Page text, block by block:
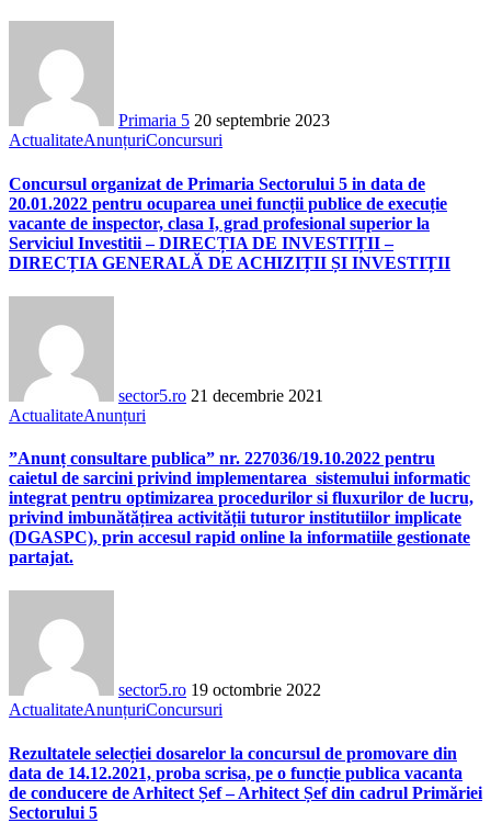
Primaria 5 20 septembrie 2023
ActualitateAnunțuriConcursuri
Concursul organizat de Primaria Sectorului 5 in data de
20.01.2022 pentru ocuparea unei funcții publice de execuție
vacante de inspector, clasa I, grad profesional superior la
Serviciul Investitii – DIRECȚIA DE INVESTIȚII –
DIRECȚIA GENERALĂ DE ACHIZIȚII ȘI INVESTIȚII
sector5.ro 21 decembrie 2021
ActualitateAnunțuri
”Anunț consultare publica” nr. 227036/19.10.2022 pentru
caietul de sarcini privind implementarea sistemului informatic
integrat pentru optimizarea procedurilor si fluxurilor de lucru,
privind imbunătățirea activității tuturor institutiilor implicate
(DGASPC), prin accesul rapid online la informatiile gestionate
partajat.
sector5.ro 19 octombrie 2022
ActualitateAnunțuriConcursuri
Rezultatele selecției dosarelor la concursul de promovare din
data de 14.12.2021, proba scrisa, pe o funcție publica vacanta
de conducere de Arhitect Șef – Arhitect Șef din cadrul Primăriei
Sectorului 5